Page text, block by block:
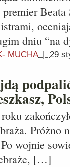
Beata
dniu
MUCHA| 29
Próżno
wojnie
[…]